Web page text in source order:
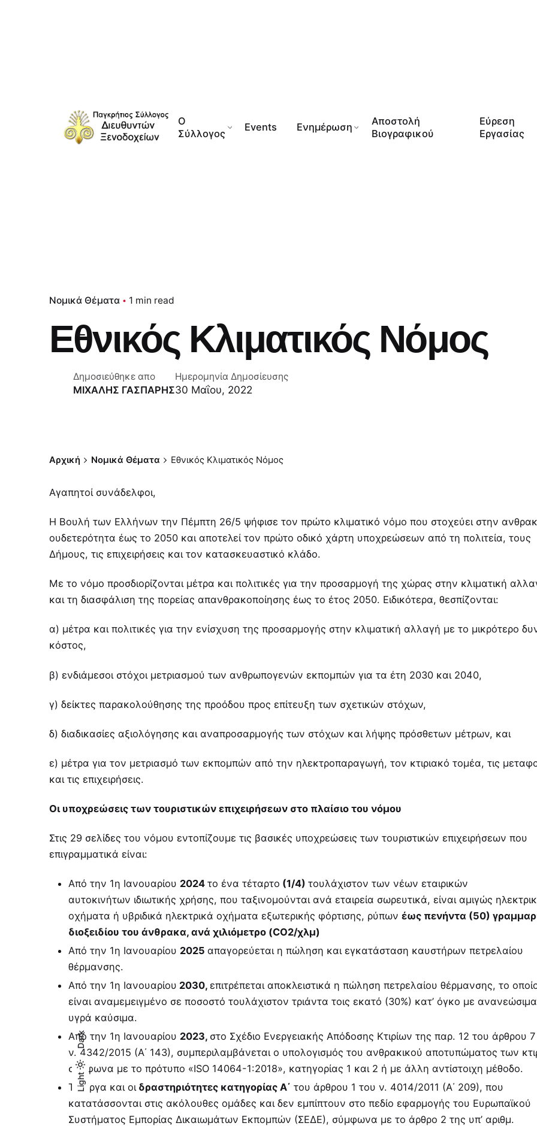
Light
Dark
Light
Dark
Ο
Σύλλογος
Events Ενημέρωση
Αποστολή
Βιογραφικού
Εύρεση
Εργασίας
Νομικά Θέματα 1 min read
Εθνικός Κλιματικός Νόμος
Δημοσιεύθηκε απο
ΜΙΧΑΛΗΣ ΓΑΣΠΑΡΗΣ
Ημερομηνία Δημοσίευσης
30 Μαΐου, 2022
Αρχική Νομικά Θέματα Εθνικός Κλιματικός Νόμος
Αγαπητοί συνάδελφοι,
Η Βουλή των Ελλήνων την Πέμπτη 26/5 ψήφισε τον πρώτο κλιματικό νόμο που στοχεύει στην
ουδετερότητα έως το 2050 και αποτελεί τον πρώτο οδικό χάρτη υποχρεώσεων από τη πολιτεία, τους
Δήμους, τις επιχειρήσεις και τον κατασκευαστικό κλάδο.
Με το νόμο προσδιορίζονται µέτρα και πολιτικές για την προσαρµογή της χώρας στην κλιµατική
και τη διασφάλιση της πορείας απανθρακοποίησης έως το έτος 2050. Ειδικότερα, θεσπίζονται:
α) µέτρα και πολιτικές για την ενίσχυση της προσαρµογής στην κλιµατική αλλαγή µε το µικρότερο
κόστος,
β) ενδιάµεσοι στόχοι µετριασµού των ανθρωπογενών εκποµπών για τα έτη 2030 και 2040,
γ) δείκτες παρακολούθησης της προόδου προς επίτευξη των σχετικών στόχων,
δ) διαδικασίες αξιολόγησης και αναπροσαρµογής των στόχων και λήψης πρόσθετων µέτρων, και
ε) µέτρα για τον µετριασµό των εκποµπών από την ηλεκτροπαραγωγή, τον κτιριακό τοµέα, τις
και τις επιχειρήσεις.
Οι υποχρεώσεις των τουριστικών επιχειρήσεων στο πλαίσιο του νόμου
Στις 29 σελίδες του νόμου εντοπίζουμε τις βασικές υποχρεώσεις των τουριστικών επιχειρήσεων που
επιγραμματικά είναι:
Από την 1η Ιανουαρίου 2024 το ένα τέταρτο (1/4) τουλάχιστον των νέων εταιρικών
αυτοκινήτων ιδιωτικής χρήσης, που ταξινοµούνται ανά εταιρεία σωρευτικά, είναι αµιγώς
οχήµατα ή υβριδικά ηλεκτρικά οχήµατα εξωτερικής φόρτισης, ρύπων έως πενήντα (50)
διοξειδίου του άνθρακα, ανά χιλιόµετρο (CO2/χλµ)
Από την 1η Ιανουαρίου 2025 απαγορεύεται η πώληση και εγκατάσταση καυστήρων πετρελαίου
θέρµανσης.
Από την 1η Ιανουαρίου 2030, επιτρέπεται αποκλειστικά η πώληση πετρελαίου θέρµανσης, το
είναι αναµεµειγµένο σε ποσοστό τουλάχιστον τριάντα τοις εκατό (30%) κατ’ όγκο µε ανανεώσιµα
υγρά καύσιµα.
Από την 1η Ιανουαρίου 2023, στο Σχέδιο Ενεργειακής Απόδοσης Κτιρίων της παρ. 12 του άρθρου
ν. 4342/2015 (Α΄ 143), συµπεριλαµβάνεται ο υπολογισµός του ανθρακικού αποτυπώµατος των
σύµφωνα µε το πρότυπο «ISO 14064-1:2018», κατηγορίας 1 και 2 ή µε άλλη αντίστοιχη µέθοδο.
Τα έργα και οιδραστηριότητες κατηγορίας Α΄ του άρθρου 1 του ν. 4014/2011 (Α΄ 209), που
κατατάσσονται στις ακόλουθες οµάδες και δεν εµπίπτουν στο πεδίο εφαρµογής του Ευρωπαϊκού
Συστήµατος Εµπορίας Δικαιωµάτων Εκποµπών (ΣΕΔΕ), σύµφωνα µε το άρθρο 2 της υπ’ αριθµ.